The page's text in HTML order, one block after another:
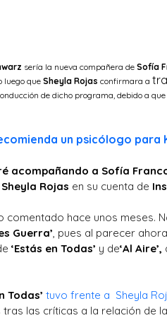
sería la nueva compañera de Sofía
luego queSheyla Rojas confirmara a
de dicho programa, debido a
un psicólogo para
acompañando a Sofía
Sheyla Rojas en su cuenta de
comentado hace unos meses.
Guerra’ , pues al parecer
‘Estás en Todas’ y de‘Al Aire’,
Todas’ tuvo frente a Sheyla
las críticas a la relación de